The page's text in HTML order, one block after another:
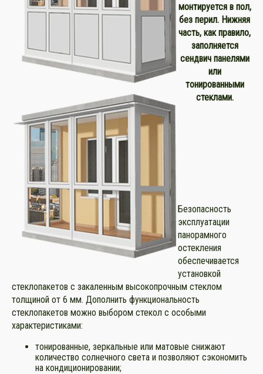
монтируется в пол,
без перил. Нижняя
часть, как правило,
заполняется
сендвич панелями
или
тонированными
стеклами.
Безопасность
эксплуатации
панорамного
остекления
обеспечивается
установкой
стеклопакетов с закаленным высокопрочным стеклом
толщиной от 6 мм. Дополнить функциональность
стеклопакетов можно выбором стекол с особыми
характеристиками:
тонированные, зеркальные или матовые снижают
количество солнечного света и позволяют сэкономить
на кондиционировании;